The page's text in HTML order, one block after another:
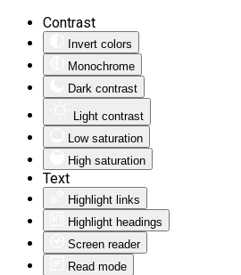
Contrast
Invert colors
Monochrome
Dark contrast
Light contrast
Low saturation
High saturation
Text
Highlight links
Highlight headings
Screen reader
Read mode